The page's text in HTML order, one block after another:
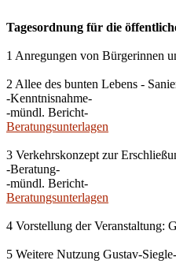
Tagesordnung für die
1 Anregungen von Bürgerinnen
2 Allee des bunten Lebens -
-Kenntnisnahme-
-mündl. Bericht-
Beratungsunterlagen
3 Verkehrskonzept zur
-Beratung-
-mündl. Bericht-
Beratungsunterlagen
4 Vorstellung der Veranstaltung:
5 Weitere Nutzung Gustav-